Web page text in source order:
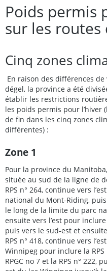
Poids permis
sur les
Cinq zones
En raison des différences
dégel, la province a été
établir les restrictions
les poids permis pour l’hiver
de fin dans les cinq zones
différentes) :
Zone 1
Pour la province du
située au sud de la ligne de
RPS n° 264, continue vers
national du Mont-Riding,
le long de la limite du parc
ensuite vers l’est pour inclure
puis vers le sud-est et
RPS n° 418, continue vers
Winnipeg pour inclure la RPS
RPGC no 7 et la RPS n° 222,